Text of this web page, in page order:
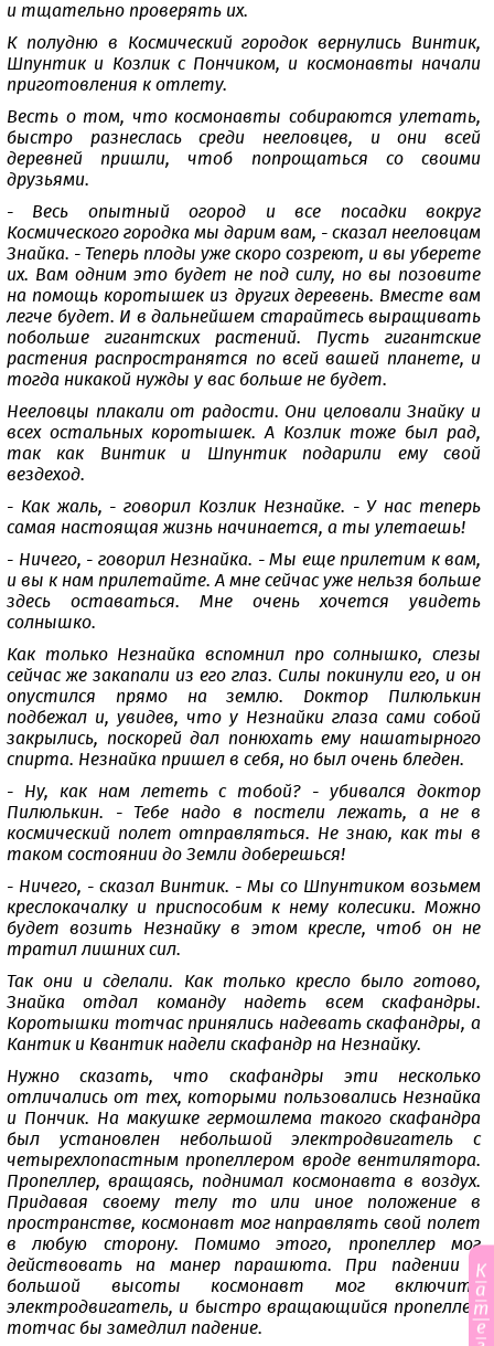
и тщательно проверять их.
К полудню в Космический городок вернулись Винтик,
Шпунтик и Козлик с Пончиком, и космонавты начали
приготовления к отлету.
Весть о том, что космонавты собираются улетать,
быстро разнеслась среди нееловцев, и они всей
деревней пришли, чтоб попрощаться со своими
друзьями.
- Весь опытный огород и все посадки вокруг
Космического городка мы дарим вам, - сказал нееловцам
Знайка. - Теперь плоды уже скоро созреют, и вы уберете
их. Вам одним это будет не под силу, но вы позовите
на помощь коротышек из других деревень. Вместе вам
легче будет. И в дальнейшем старайтесь выращивать
побольше гигантских растений. Пусть гигантские
растения распространятся по всей вашей планете, и
тогда никакой нужды у вас больше не будет.
Нееловцы плакали от радости. Они целовали Знайку и
всех остальных коротышек. А Козлик тоже был рад,
так как Винтик и Шпунтик подарили ему свой
вездеход.
- Как жаль, - говорил Козлик Незнайке. - У нас теперь
самая настоящая жизнь начинается, а ты улетаешь!
- Ничего, - говорил Незнайка. - Мы еще прилетим к вам,
и вы к нам прилетайте. А мне сейчас уже нельзя больше
здесь оставаться. Мне очень хочется увидеть
солнышко.
Как только Незнайка вспомнил про солнышко, слезы
сейчас же закапали из его глаз. Силы покинули его, и он
опустился прямо на землю. Доктор Пилюлькин
подбежал и, увидев, что у Незнайки глаза сами собой
закрылись, поскорей дал понюхать ему нашатырного
спирта. Незнайка пришел в себя, но был очень бледен.
- Ну, как нам лететь с тобой? - убивался доктор
Пилюлькин. - Тебе надо в постели лежать, а не в
космический полет отправляться. Не знаю, как ты в
таком состоянии до Земли доберешься!
- Ничего, - сказал Винтик. - Мы со Шпунтиком возьмем
креслокачалку и приспособим к нему колесики. Можно
будет возить Незнайку в этом кресле, чтоб он не
тратил лишних сил.
Так они и сделали. Как только кресло было готово,
Знайка отдал команду надеть всем скафандры.
Коротышки тотчас принялись надевать скафандры, а
Кантик и Квантик надели скафандр на Незнайку.
Нужно сказать, что скафандры эти несколько
отличались от тех, которыми пользовались Незнайка
и Пончик. На макушке гермошлема такого скафандра
был установлен небольшой электродвигатель с
четырехлопастным пропеллером вроде вентилятора.
Пропеллер, вращаясь, поднимал космонавта в воздух.
Придавая своему телу то или иное положение в
пространстве, космонавт мог направлять свой полет
в любую сторону. Помимо этого, пропеллер мог
действовать на манер парашюта. При падении с
большой высоты космонавт мог включить
электродвигатель, и быстро вращающийся пропеллер
тотчас бы замедлил падение.
К
а
т
е